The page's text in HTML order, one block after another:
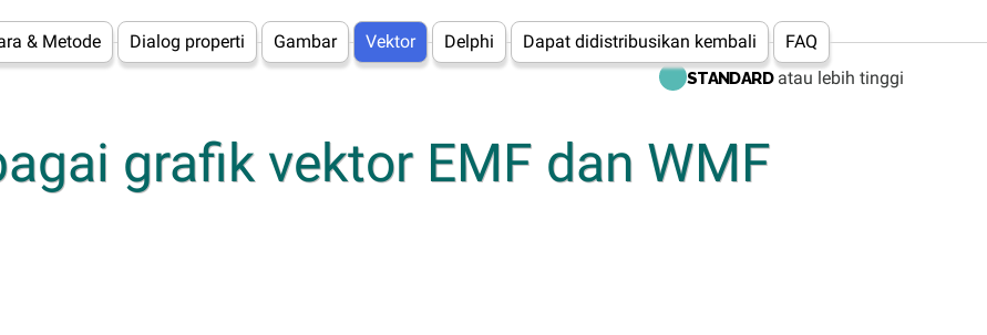
& Metode Dialog properti Gambar Vektor Delphi Dapat didistribusikan kembali FAQ
STANDARDatau lebih tinggi
grafik vektor EMF dan WMF